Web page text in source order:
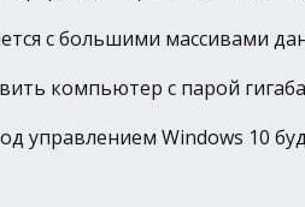
с большими массивами
компьютер с парой
управлением Windows 10